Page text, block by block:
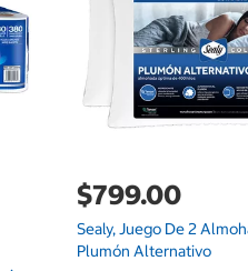
$799.00
Sealy, Juego De 2
Plumón Alternativo